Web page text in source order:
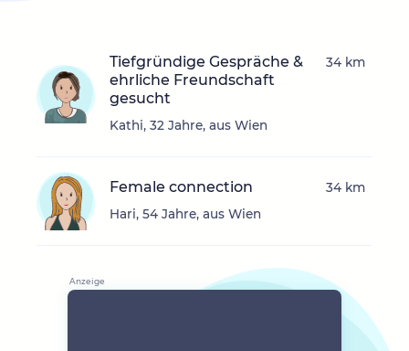
Tiefgründige Gespräche &
ehrliche Freundschaft
gesucht
Kathi, 32 Jahre, aus Wien
34 km
Female connection
Hari, 54 Jahre, aus Wien
34 km